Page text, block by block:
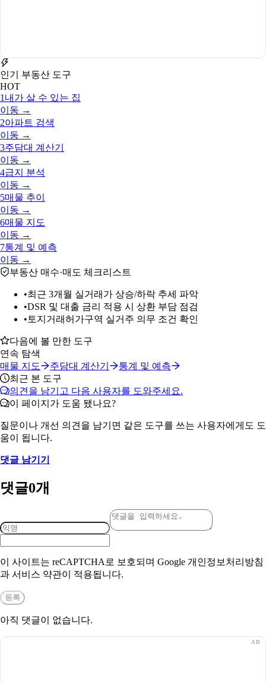
인기 부동산 도구
HOT
1 내가 살 수 있는 집
이동 →
2아파트 검색
이동 →
3주담대 계산기
이동 →
4급지 분석
이동 →
5매물 추이
이동 →
6매물 지도
이동 →
7통계 및 예측
이동 →
부동산 매수·매도 체크리스트
•최근 3개월 실거래가 상승/하락 추세 파악
•DSR 및 대출 금리 적용 시 상환 부담 점검
• 토지거래허가구역 실거주 의무 조건 확인
다음에 볼 만한 도구
연속 탐색
매물 지도
주담대 계산기
통계 및 예측
최근 본 도구
의견을 남기고 다음 사용자를 도와주세요.
이 페이지가 도움 됐나요?
질문이나 개선 의견을 남기면 같은 도구를 쓰는 사용자에게도 도
움이 됩니다.
댓글 남기기
댓글0개
이 사이트는 reCAPTCHA로 보호되며 Google 개인정보처리방침
과 서비스 약관이 적용됩니다.
등록
아직 댓글이 없습니다.